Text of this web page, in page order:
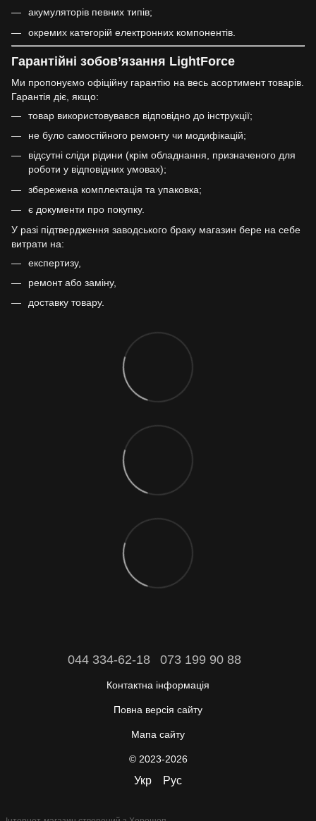
акумуляторів певних типів;
окремих категорій електронних компонентів.
Гарантійні зобов’язання LightForce
Ми пропонуємо офіційну гарантію на весь асортимент товарів.
Гарантія діє, якщо:
товар використовувався відповідно до інструкції;
не було самостійного ремонту чи модифікацій;
відсутні сліди рідини (крім обладнання, призначеного для
роботи у відповідних умовах);
збережена комплектація та упаковка;
є документи про покупку.
У разі підтвердження заводського браку магазин бере на себе
витрати на:
експертизу,
ремонт або заміну,
доставку товару.
044 334-62-18 073 199 90 88
Контактна інформація
Повна версія сайту
Мапа сайту
© 2023-2026
Укр Рус